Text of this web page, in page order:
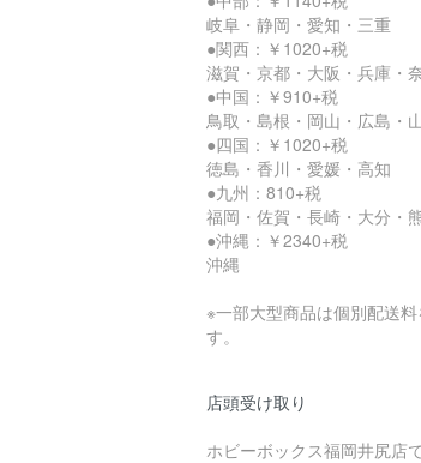
岐阜・静岡・愛知・三重
●関西：￥1020+税
滋賀・京都・大阪・兵庫・
●中国：￥910+税
鳥取・島根・岡山・広島・
●四国：￥1020+税
徳島・香川・愛媛・高知
●九州：810+税
福岡・佐賀・長崎・大分・
●沖縄：￥2340+税
沖縄
※一部大型商品は個別配送
す。
店頭受け取り
ホビーボックス福岡井尻店